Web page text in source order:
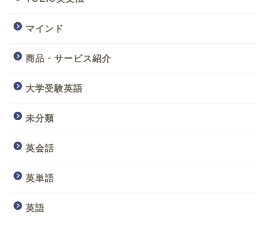
マインド
商品・サービス紹介
大学受験英語
未分類
英会話
英単語
英語